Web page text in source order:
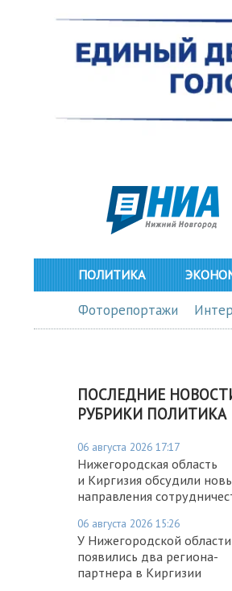
ПОЛИТИКА
Фоторепортажи
ПОСЛЕДНИЕ
РУБРИКИ ПОЛИТИКА
06 августа 2026 17:17
Нижегородская область
и Киргизия обсудили
направления
06 августа 2026 15:26
У Нижегородской области
появились два региона-
партнера в Киргизии